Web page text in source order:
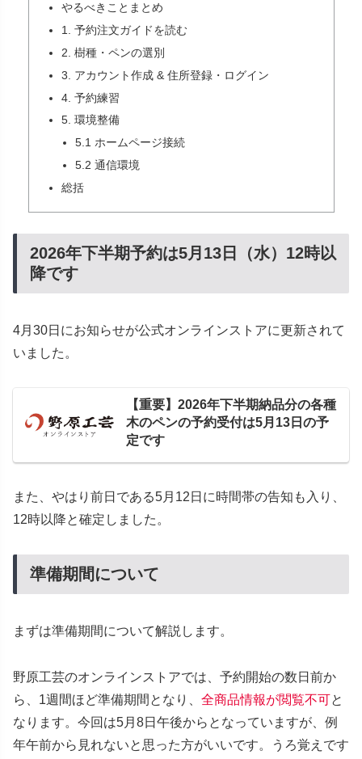
やるべきことまとめ
1. 予約注文ガイドを読む
2. 樹種・ペンの選別
3. アカウント作成 & 住所登録・ログイン
4. 予約練習
5. 環境整備
5.1 ホームページ接続
5.2 通信環境
総括
2026年下半期予約は5月13日（水）12時以
降です
4月30日にお知らせが公式オンラインストアに更新されて
いました。
【重要】2026年下半期納品分の各種
木のペンの予約受付は5月13日の予
定です
また、やはり前日である5月12日に時間帯の告知も入り、
12時以降と確定しました。
準備期間について
まずは準備期間について解説します。
野原工芸のオンラインストアでは、予約開始の数日前か
ら、1週間ほど準備期間となり、 全商品情報が閲覧不可と
なります。今回は5月8日午後からとなっていますが、例
年午前から見れないと思った方がいいです。うろ覚えです